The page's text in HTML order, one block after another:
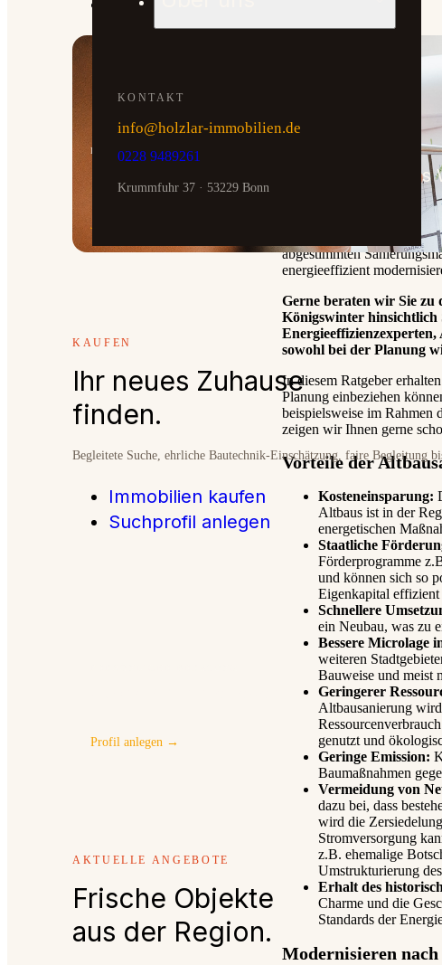
Verkauf geerbte Immobilien
KOSTENLOS & UNVERBINDLICH
Erste Werteinschätzung innerhalb eines
Jetzt bewerten →
KAUFEN
Ihr neues Zuhause
finden.
Begleitete Suche, ehrliche Bautechnik-Einschätzung, faire Begleitung
Immobilien kaufen
Suchprofil anlegen
Profil anlegen →
AKTUELLE ANGEBOTE
Frische Objekte
aus der Region.
KONTAKT
info@holzlar-immobilien.de
0228 9489261
Krummfuhr 37 · 53229 Bonn
Die energetische
klassischen Neubau sie
Modernisierung von
abgestimmten
energieeffizient
Gerne beraten wir Sie zu
Königswinter hinsichtlich
sowohl bei der Planung
In diesem Ratgeber
Planung einbeziehen
beispielsweise im Rahmen
zeigen wir Ihnen gerne
Vorteile der
Kosteneinsparung:
Altbaus ist in der
energetischen
Staatliche
Förderprogramme
und können sich so
Eigenkapital effizient
Schnellere
ein Neubau, was zu
Bessere Microlage
weiteren
Bauweise und meist
Geringerer
Altbausanierung
genutzt und
Geringe Emission:
Baumaßnahmen
Vermeidung von
dazu bei, dass
wird die
Stromversorgung
z.B. ehemalige
Umstrukturierung
Erhalt des
Charme und die
Standards der
Modernisieren